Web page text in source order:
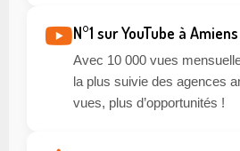
N°1 sur YouTube à Amiens
Avec 10 000 vues
la plus suivie des agences
vues, plus d’opportunités !